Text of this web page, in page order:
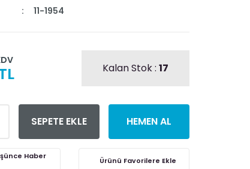
11-1954
Kalan Stok : 17
SEPETE EKLE HEMEN AL
Haber